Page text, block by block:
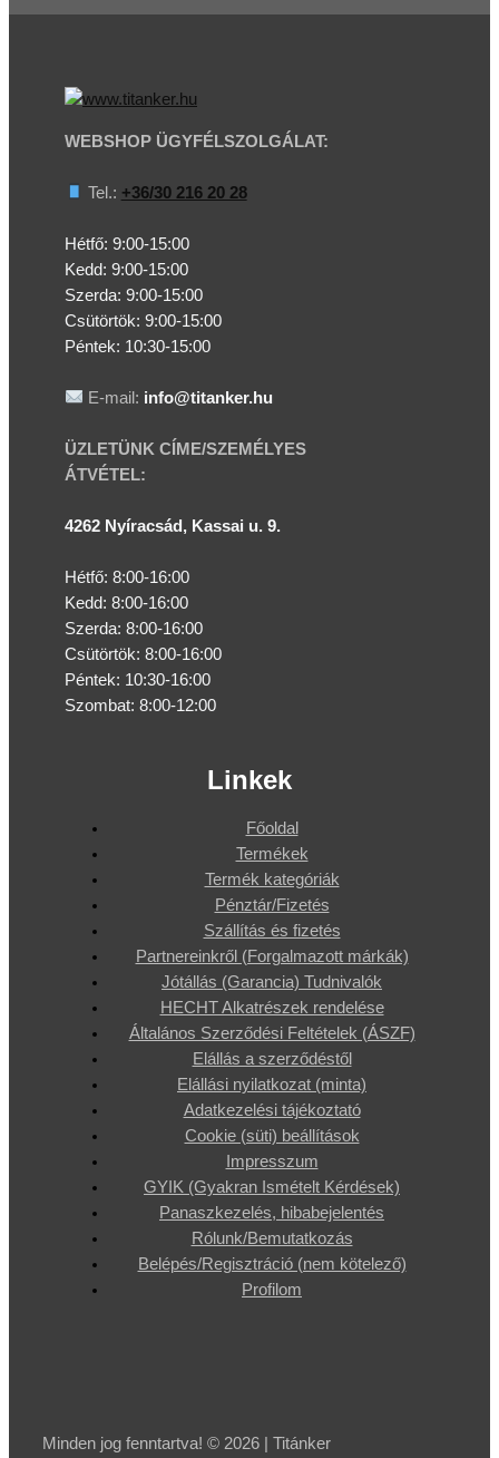
WEBSHOP ÜGYFÉLSZOLGÁLAT:
Tel.: +36/30 216 20 28
Hétfő: 9:00-15:00
Kedd: 9:00-15:00
Szerda: 9:00-15:00
Csütörtök: 9:00-15:00
Péntek: 10:30-15:00
E-mail: info@titanker.hu
ÜZLETÜNK CÍME/SZEMÉLYES
ÁTVÉTEL:
4262 Nyíracsád, Kassai u. 9.
Hétfő: 8:00-16:00
Kedd: 8:00-16:00
Szerda: 8:00-16:00
Csütörtök: 8:00-16:00
Péntek: 10:30-16:00
Szombat: 8:00-12:00
Linkek
Főoldal
Termékek
Termék kategóriák
Pénztár/Fizetés
Szállítás és fizetés
Partnereinkről (Forgalmazott márkák)
Jótállás (Garancia) Tudnivalók
HECHT Alkatrészek rendelése
Általános Szerződési Feltételek (ÁSZF)
Elállás a szerződéstől
Elállási nyilatkozat (minta)
Adatkezelési tájékoztató
Cookie (süti) beállítások
Impresszum
GYIK (Gyakran Ismételt Kérdések)
Panaszkezelés, hibabejelentés
Rólunk/Bemutatkozás
Belépés/Regisztráció (nem kötelező)
Profilom
Minden jog fenntartva! © 2026 | Titánker